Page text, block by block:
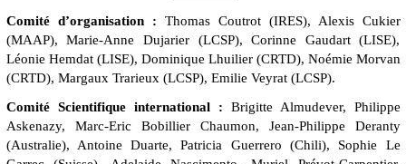
Comité d’organisation : Thomas Coutrot (IRES), Alexis Cukier
(MAAP), Marie-Anne Dujarier (LCSP), Corinne Gaudart (LISE),
Léonie Hemdat (LISE), Dominique Lhuilier (CRTD), Noémie Morvan
(CRTD), Margaux Trarieux (LCSP), Emilie Veyrat (LCSP).
Comité Scientifique international : Brigitte Almudever, Philippe
Askenazy, Marc-Eric Bobillier Chaumon, Jean-Philippe Deranty
(Australie), Antoine Duarte, Patricia Guerrero (Chili), Sophie Le